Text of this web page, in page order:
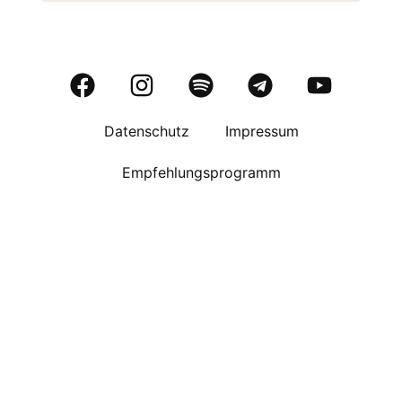
Datenschutz Impressum
Empfehlungsprogramm